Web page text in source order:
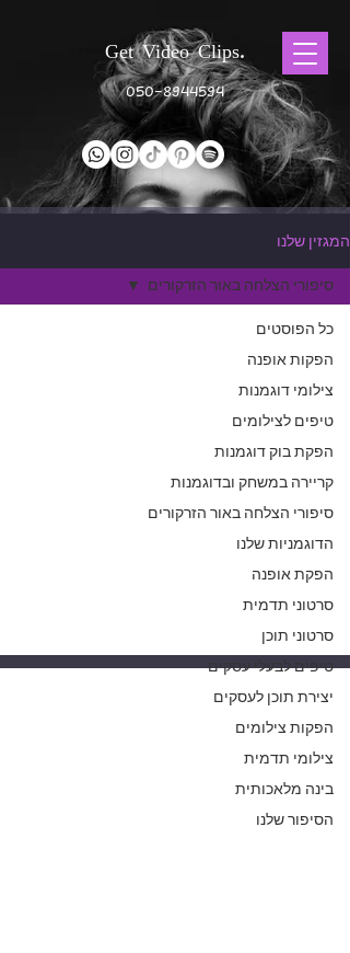
Get Video Clips.
050-8944594
המגזין שלנו
כל הפוסטים
הפקות אופנה
צילומי דוגמנות
טיפים לצילומים
הפקת בוק דוגמנות
קריירה במשחק ובדוגמנות
סיפורי הצלחה באור הזרקורים
הדוגמניות שלנו
הפקת אופנה
סרטוני תדמית
סרטוני תוכן
טיפים לבעלי עסקים
יצירת תוכן לעסקים
הפקות צילומים
צילומי תדמית
בינה מלאכותית
הסיפור שלנו
סיפורי הצלחה באור הזרקורים
מטפס בסולם ההצלחה: סיפור
ההצלחה של הדוגמן והשחקן
קריירה במשחק ובדוגמנות
22 במאי
זמן קריאה 2 דקות
Get Video Clips
22 באפר׳
זמן קריאה 2 דקות